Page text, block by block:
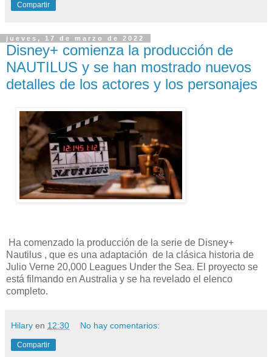
Compartir
jueves, 17 de marzo de 2022
Disney+ comienza la producción de
NAUTILUS y se han mostrado nuevos
detalles de los actores y los personajes
Ha comenzado la producción de la serie de Disney+
Nautilus , que es una adaptación de la clásica historia de
Julio Verne 20,000 Leagues Under the Sea. El proyecto se
está filmando en Australia y se ha revelado el elenco
completo.
Hilary en 12:30 No hay comentarios:
Compartir